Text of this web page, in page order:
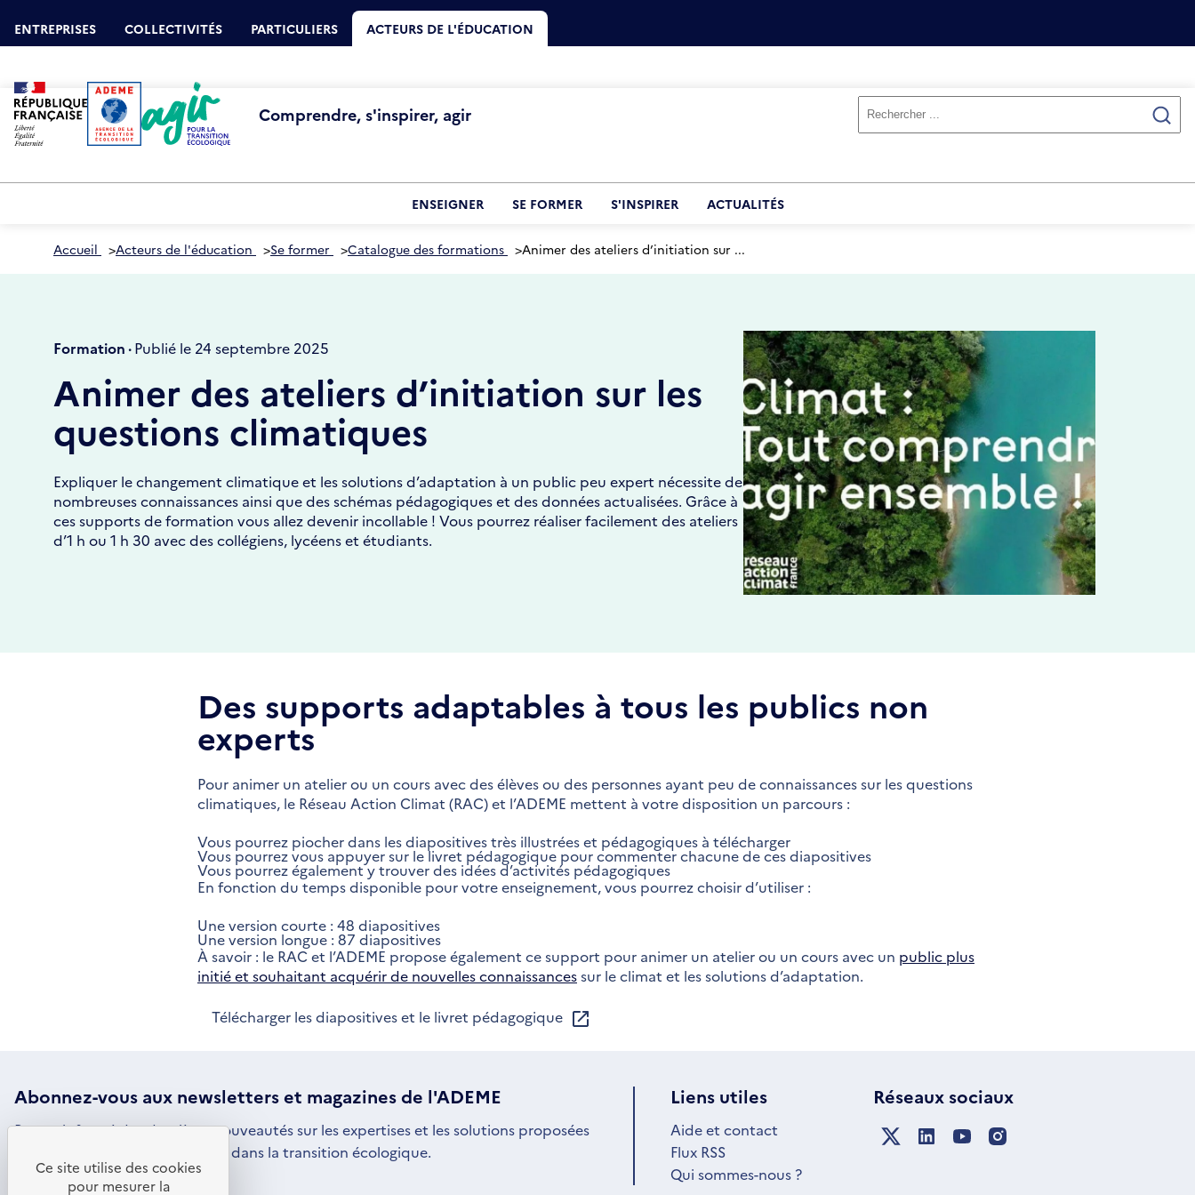
au
contenu
principal
ENTREPRISES COLLECTIVITÉS PARTICULIERS ACTEURS DE L'ÉDUCATION
Comprendre, s'inspirer, agir
ENSEIGNER SE FORMER S'INSPIRER ACTUALITÉS
Accueil >Acteurs de l'éducation >Se former >Catalogue des formations >Animer des ateliers d’initiation sur ...
Formation ·Publié le 24 septembre 2025
Animer des ateliers d’initiation sur les
questions climatiques
Expliquer le changement climatique et les solutions d’adaptation à un public peu expert nécessite de
nombreuses connaissances ainsi que des schémas pédagogiques et des données actualisées. Grâce à
ces supports de formation vous allez devenir incollable ! Vous pourrez réaliser facilement des ateliers
d’1 h ou 1 h 30 avec des collégiens, lycéens et étudiants.
Des supports adaptables à tous les publics non
experts
Pour animer un atelier ou un cours avec des élèves ou des personnes ayant peu de connaissances sur les questions
climatiques, le Réseau Action Climat (RAC) et l’ADEME mettent à votre disposition un parcours :
Vous pourrez piocher dans les diapositives très illustrées et pédagogiques à télécharger
Vous pourrez vous appuyer sur le livret pédagogique pour commenter chacune de ces diapositives
Vous pourrez également y trouver des idées d’activités pédagogiques
En fonction du temps disponible pour votre enseignement, vous pourrez choisir d’utiliser :
Une version courte : 48 diapositives
Une version longue : 87 diapositives
À savoir : le RAC et l’ADEME propose également ce support pour animer un atelier ou un cours avec un public plus
initié et souhaitant acquérir de nouvelles connaissancessur le climat et les solutions d’adaptation.
Télécharger les diapositives et le livret pédagogique
Abonnez-vous aux newsletterset magazines de l'ADEME
Restez informé des dernières nouveautés sur les expertises et les solutions proposées
par l'ADEME pour vous engager dans la transition écologique.
S'ABONNER
S'OUVRE
Liens utiles
Aide et contact
Flux RSS
Qui sommes-nous ?
Réseaux sociaux
Ce site utilise des cookies
pour mesurer la